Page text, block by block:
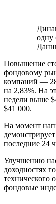
одну
Повышение
фондовому
компаний — 28
на 2,83%. На
недели выше
$41 000.
На момент
последние 24
Улучшению
доходностях
технического
фондовые